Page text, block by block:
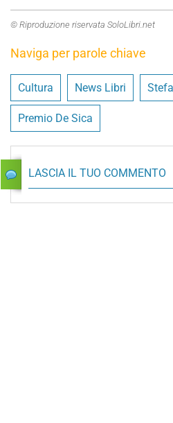
© Riproduzione riservata SoloLibri.net
Naviga per parole chiave
Cultura News Libri
Premio De Sica
LASCIA IL TUO COMMENTO